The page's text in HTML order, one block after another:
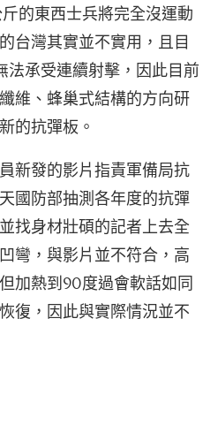
的東西士兵將完全沒運動
台灣其實並不實用，且目
法承受連續射擊，因此目前
維、蜂巢式結構的方向研
的抗彈板。
新發的影片指責軍備局抗
國防部抽測各年度的抗彈
找身材壯碩的記者上去全
彎，與影片並不符合，高
加熱到90度過會軟話如同
復，因此與實際情況並不